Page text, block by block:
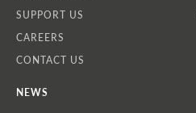
SUPPORT US
CAREERS
CONTACT US
NEWS